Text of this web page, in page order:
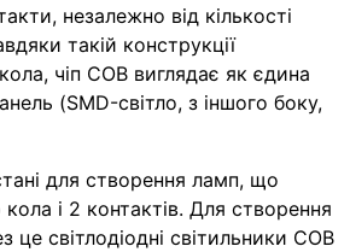
незалежно від кількості
такій конструкції
чіп COB виглядає як єдина
(SMD-світло, з іншого боку,
для створення ламп, що
і 2 контактів. Для створення
світлодіодні світильники COB